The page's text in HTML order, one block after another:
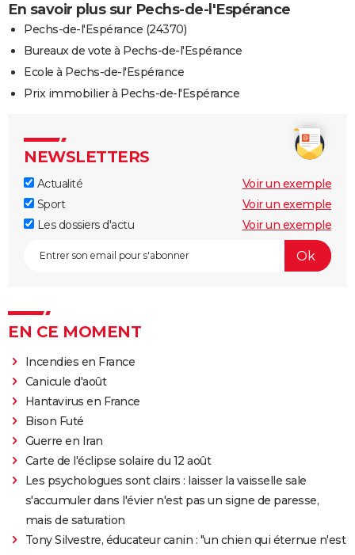
En savoir plus sur Pechs-de-l'Espérance
Pechs-de-l'Espérance (24370)
Bureaux de vote à Pechs-de-l'Espérance
Ecole à Pechs-de-l'Espérance
Prix immobilier à Pechs-de-l'Espérance
NEWSLETTERS
Actualité
Voir un exemple
Sport
Voir un exemple
Les dossiers d'actu
Voir un exemple
EN CE MOMENT
Incendies en France
Canicule d'août
Hantavirus en France
Bison Futé
Guerre en Iran
Carte de l'éclipse solaire du 12 août
Les psychologues sont clairs : laisser la vaisselle sale
s'accumuler dans l'évier n'est pas un signe de paresse,
mais de saturation
Tony Silvestre, éducateur canin : "un chien qui éternue n'est